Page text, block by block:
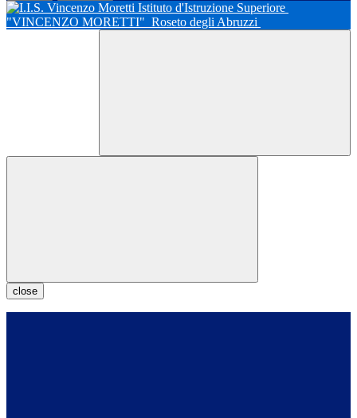
Istituto d'Istruzione Superiore
"VINCENZO MORETTI" Roseto degli Abruzzi
close